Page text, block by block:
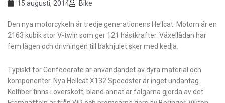
15 augusti, 2014 Bike
Den nya motorcykeln är tredje generationens Hellcat. Motorn är en
2163 kubik stor V-twin som ger 121 hästkrafter. Växellådan har
fem lägen och drivningen till bakhjulet sker med kedja.
Typiskt för Confederate är användandet av dyra material och
komponenter. Nya Hellcat X132 Speedster är inget undantag.
Kolfiber finns i överskott, bland annat är fälgarna gjorda av det.